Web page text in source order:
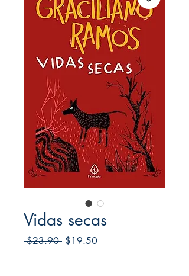
Vidas secas
$23.90 Regular
$19.50Sale